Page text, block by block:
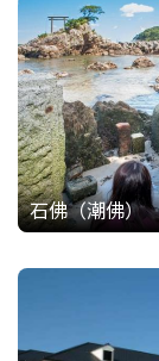
石佛（潮佛）